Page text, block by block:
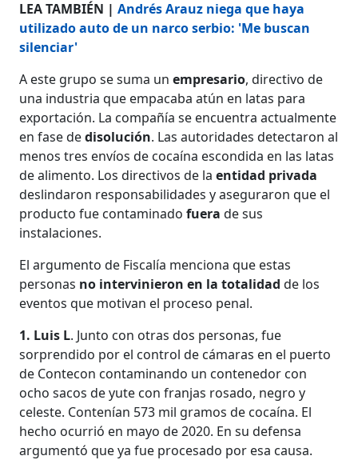
LEA TAMBIÉN |Andrés Arauz niega que haya
utilizado auto de un narco serbio: 'Me buscan
silenciar'
A este grupo se suma unempresario, directivo de
una industria que empacaba atún en latas para
exportación. La compañía se encuentra actualmente
en fase dedisolución. Las autoridades detectaron al
menos tres envíos de cocaína escondida en las latas
de alimento. Los directivos de laentidad privada
deslindaron responsabilidades y aseguraron que el
producto fue contaminadofuera de sus
instalaciones.
El argumento de Fiscalía menciona que estas
personas no intervinieron en la totalidad de los
eventos que motivan el proceso penal.
1. Luis L. Junto con otras dos personas, fue
sorprendido por el control de cámaras en el puerto
de Contecon contaminando un contenedor con
ocho sacos de yute con franjas rosado, negro y
celeste. Contenían 573 mil gramos de cocaína. El
hecho ocurrió en mayo de 2020. En su defensa
argumentó que ya fue procesado por esa causa.